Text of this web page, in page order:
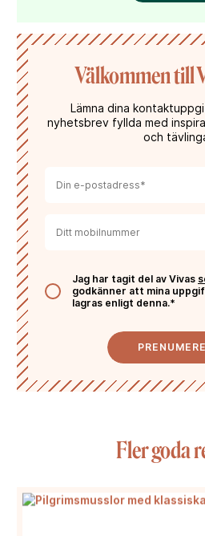
Välkommen till
Lämna dina
nyhetsbrev fyllda med
och
Jag har tagit del av Vivas
godkänner att mina
lagras enligt denna.*
Fler goda